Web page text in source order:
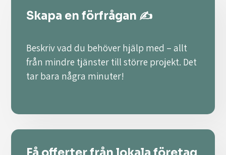
Skapa en förfrågan ✍️
Beskriv vad du behöver hjälp med – allt
från mindre tjänster till större projekt. Det
tar bara några minuter!